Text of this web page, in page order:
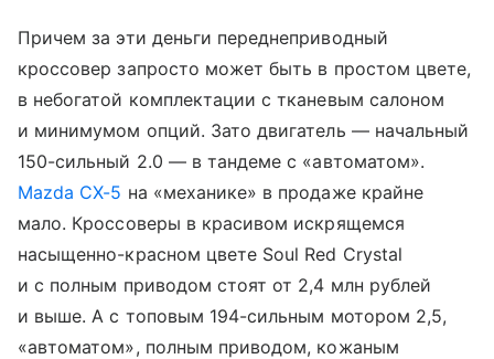
Причем за эти деньги переднеприводный
кроссовер запросто может быть в простом цвете,
в небогатой комплектации с тканевым салоном
и минимумом опций. Зато двигатель — начальный
150-сильный 2.0 — в тандеме с «автоматом».
Mazda CX-5 на «механике» в продаже крайне
мало. Кроссоверы в красивом искрящемся
насыщенно-красном цвете Soul Red Crystal
и с полным приводом стоят от 2,4 млн рублей
и выше. А с топовым 194-сильным мотором 2,5,
«автоматом», полным приводом, кожаным